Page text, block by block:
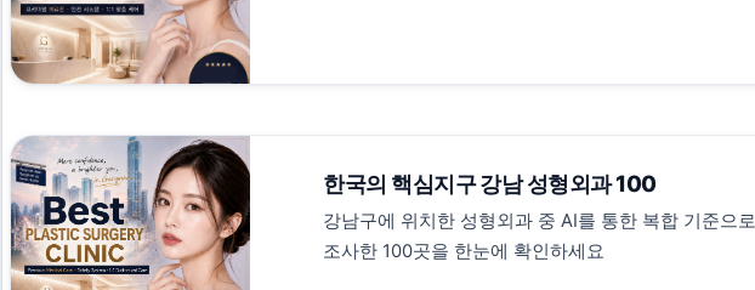
한국의 핵심지구 강남 성형외과 100
강남구에 위치한 성형외과 중 AI를 통한 복합 기준으로
조사한 100곳을 한눈에 확인하세요